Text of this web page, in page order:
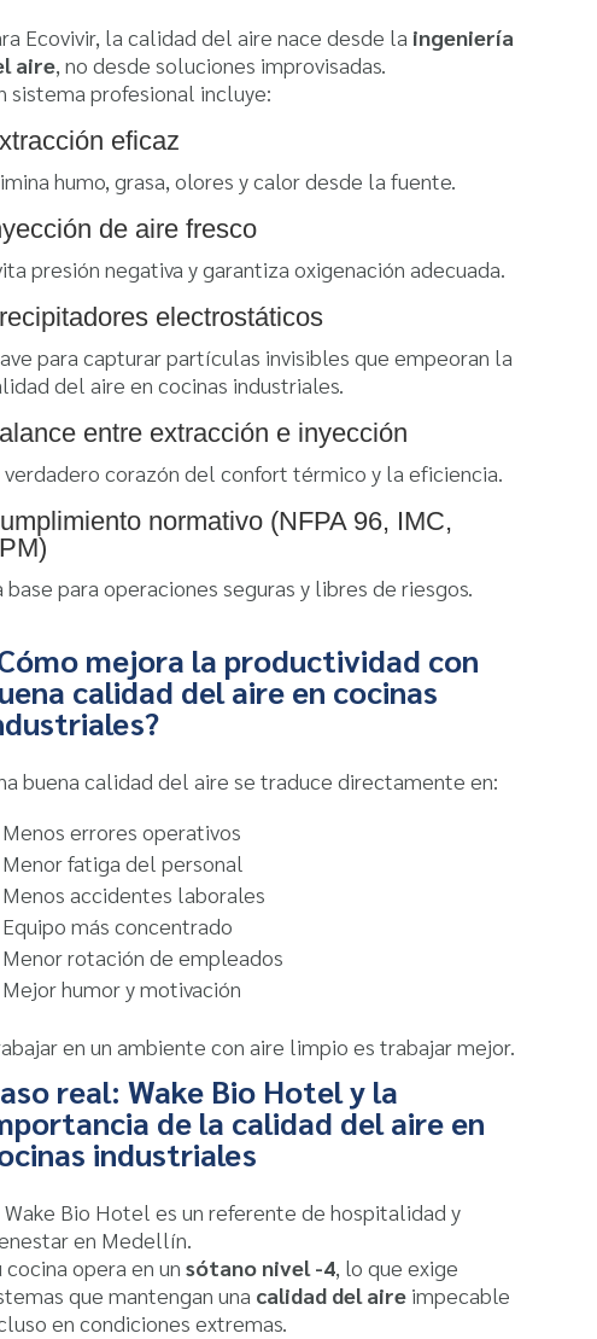
Ecovivir, la calidad del aire nace desde la ingeniería
aire, no desde soluciones improvisadas.
sistema profesional incluye:
eficaz
humo, grasa, olores y calor desde la fuente.
de aire fresco
presión negativa y garantiza oxigenación adecuada.
electrostáticos
para capturar partículas invisibles que empeoran la
del aire en cocinas industriales.
entre extracción e inyección
verdadero corazón del confort térmico y la eficiencia.
normativo (NFPA 96, IMC,
base para operaciones seguras y libres de riesgos.
mejora la productividad con
calidad del aire en cocinas
buena calidad del aire se traduce directamente en:
Menos errores operativos
Menor fatiga del personal
Menos accidentes laborales
Equipo más concentrado
Menor rotación de empleados
Mejor humor y motivación
en un ambiente con aire limpio es trabajar mejor.
real: Wake Bio Hotel y la
de la calidad del aire en
industriales
Wake Bio Hotel es un referente de hospitalidad y
en Medellín.
cocina opera en un sótano nivel -4, lo que exige
que mantengan una calidad del aire impecable
en condiciones extremas.